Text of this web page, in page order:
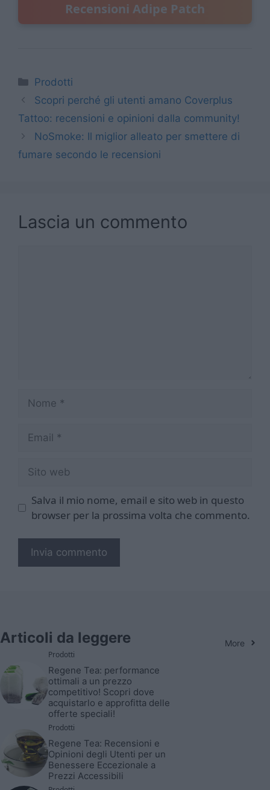
Recensioni Adipe Patch
Categorie
Prodotti
Scopri perché gli utenti amano Coverplus
Tattoo: recensioni e opinioni dalla community!
NoSmoke: Il miglior alleato per smettere di
fumare secondo le recensioni
Lascia un commento
Salva il mio nome, email e sito web in questo
browser per la prossima volta che commento.
Articoli da leggere
More
Prodotti
Regene Tea: performance
ottimali a un prezzo
competitivo! Scopri dove
acquistarlo e approfitta delle
offerte speciali!
Prodotti
Regene Tea: Recensioni e
Opinioni degli Utenti per un
Benessere Eccezionale a
Prezzi Accessibili